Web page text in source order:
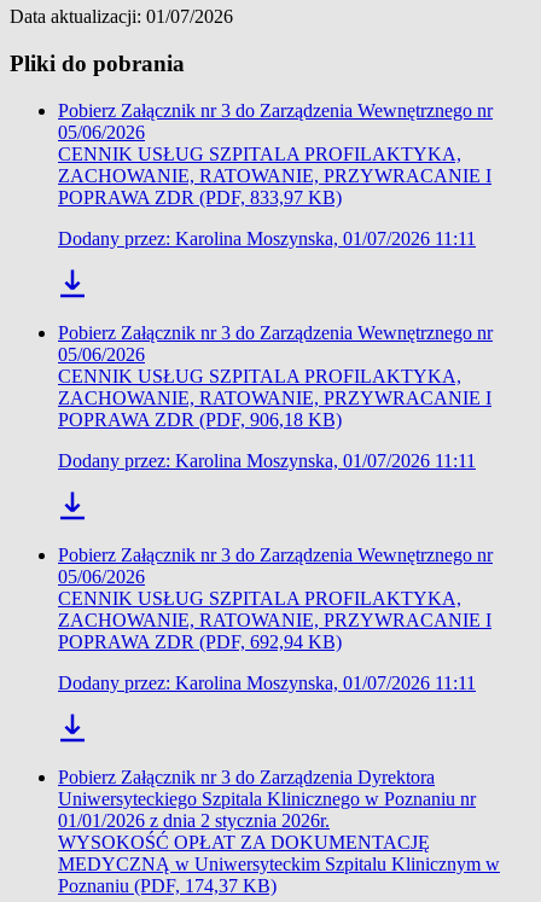
Data aktualizacji: 01/07/2026
Pliki do pobrania
Pobierz Załącznik nr 3 do Zarządzenia Wewnętrznego nr
05/06/2026
CENNIK USŁUG SZPITALA PROFILAKTYKA,
ZACHOWANIE, RATOWANIE, PRZYWRACANIE I
POPRAWA ZDR (PDF, 833,97 KB)
Dodany przez: Karolina Moszynska, 01/07/2026 11:11
Pobierz Załącznik nr 3 do Zarządzenia Wewnętrznego nr
05/06/2026
CENNIK USŁUG SZPITALA PROFILAKTYKA,
ZACHOWANIE, RATOWANIE, PRZYWRACANIE I
POPRAWA ZDR (PDF, 906,18 KB)
Dodany przez: Karolina Moszynska, 01/07/2026 11:11
Pobierz Załącznik nr 3 do Zarządzenia Wewnętrznego nr
05/06/2026
CENNIK USŁUG SZPITALA PROFILAKTYKA,
ZACHOWANIE, RATOWANIE, PRZYWRACANIE I
POPRAWA ZDR (PDF, 692,94 KB)
Dodany przez: Karolina Moszynska, 01/07/2026 11:11
Pobierz Załącznik nr 3 do Zarządzenia Dyrektora
Uniwersyteckiego Szpitala Klinicznego w Poznaniu nr
01/01/2026 z dnia 2 stycznia 2026r.
WYSOKOŚĆ OPŁAT ZA DOKUMENTACJĘ
MEDYCZNĄ w Uniwersyteckim Szpitalu Klinicznym w
Poznaniu (PDF, 174,37 KB)